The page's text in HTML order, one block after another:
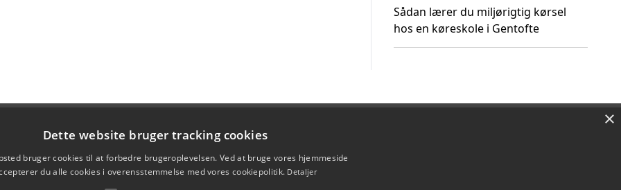
Sådan lærer du miljørigtig kørsel
hos en køreskole i Gentofte
×
Dette website bruger tracking cookies
bruger cookies til at forbedre brugeroplevelsen. Ved at bruge vores hjemmeside
du alle cookies i overensstemmelse med vores cookiepolitik. Detaljer